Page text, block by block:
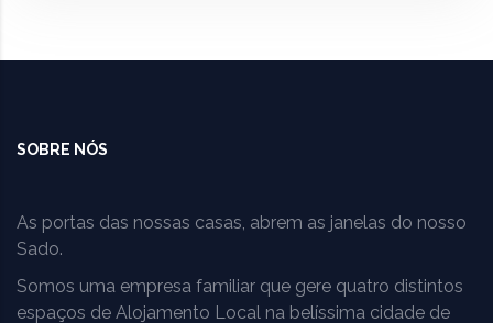
SOBRE NÓS
As portas das nossas casas, abrem as janelas do nosso
Sado.
Somos uma empresa familiar que gere quatro distintos
espaços de Alojamento Local na belíssima cidade de